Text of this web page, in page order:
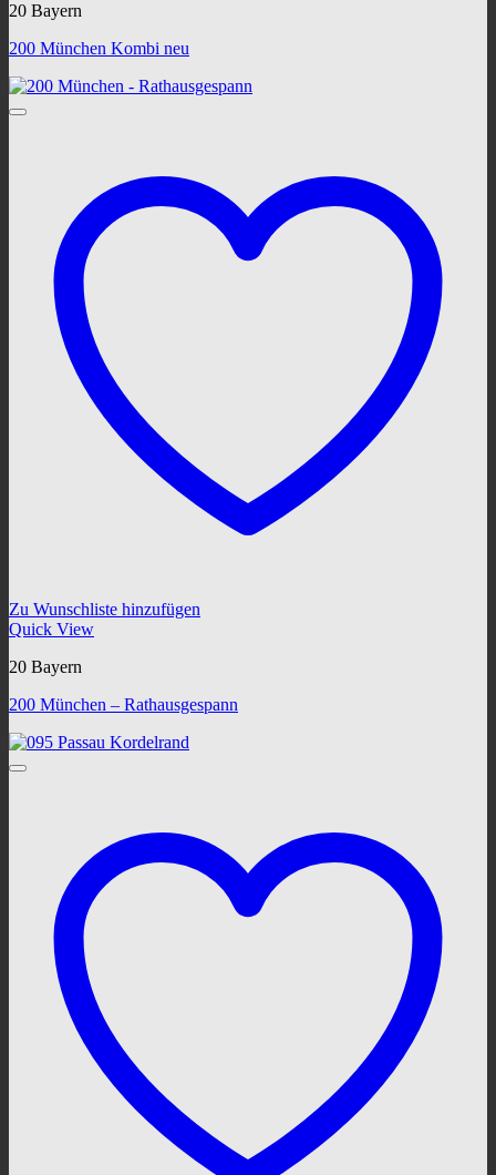
20 Bayern
200 München Kombi neu
Zu Wunschliste hinzufügen
Quick View
20 Bayern
200 München – Rathausgespann